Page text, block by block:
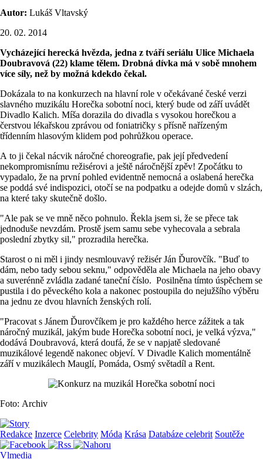
Autor: Lukáš Vltavský
20. 02. 2014
Vycházející herecká hvězda, jedna z tváří seriálu Ulice Michaela
Doubravová (22) klame tělem. Drobná dívka má v sobě mnohem
více síly, než by možná kdekdo čekal.
Dokázala to na konkurzech na hlavní role v očekávané české verzi
slavného muzikálu Horečka sobotní noci, který bude od září uvádět
Divadlo Kalich. Míša dorazila do divadla s vysokou horečkou a
čerstvou lékařskou zprávou od foniatričky s přísně nařízeným
třídenním hlasovým klidem pod pohrůžkou operace.
A to ji čekal nácvik náročné choreografie, pak její předvedení
nekompromisnímu režisérovi a ještě náročnější zpěv! Zpočátku to
vypadalo, že na první pohled evidentně nemocná a oslabená herečka
se poddá své indispozici, otočí se na podpatku a odejde domů v slzách,
na které taky skutečně došlo.
"Ale pak se ve mně něco pohnulo. Řekla jsem si, že se přece tak
jednoduše nevzdám. Prostě jsem samu sebe vyhecovala a sebrala
poslední zbytky sil," prozradila herečka.
Starost o ni měl i jindy nesmlouvavý režisér Ján Ďurovčík. "Buď to
dám, nebo tady sebou seknu," odpověděla ale Michaela na jeho obavy
a suverénně zvládla zadané taneční číslo. Posilněna tímto úspěchem se
pustila i do pěveckého kola a nakonec postoupila do nejužšího výběru
na jednu ze dvou hlavních ženských rolí.
"Pracovat s Jánem Ďurovčíkem je pro každého herce zážitek a tak
náročný muzikál, jakým bude Horečka sobotní noci, je velká výzva,"
dodává Doubravová, která doufá, že se v napjatě sledované
muzikálové legendě nakonec objeví. V Divadle Kalich momentálně
září v muzikálech Mauglí, Pomáda, Osmý světadíl a Rent.
Foto: Archiv
Redakce Inzerce Celebrity Móda Krása Databáze celebrit Soutěže
Vlmedia